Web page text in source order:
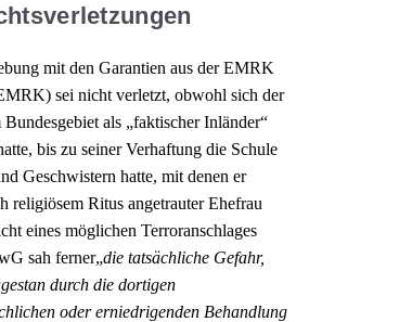
mit den Garantien aus der EMRK
sei nicht verletzt, obwohl sich der
als „faktischer Inländer“
bis zu seiner Verhaftung die Schule
Geschwistern hatte, mit denen er
religiösem Ritus angetrauter Ehefrau
eines möglichen Terroranschlages
sah ferner„die tatsächliche Gefahr,
durch die dortigen
oder erniedrigenden Behandlung